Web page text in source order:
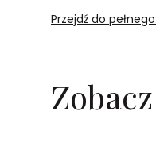
Przejdź do